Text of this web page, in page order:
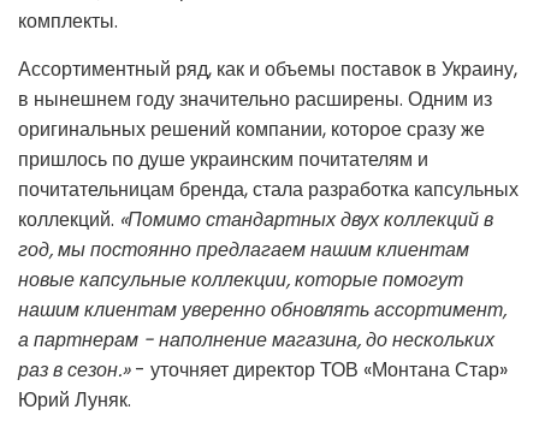
комплекты.
Ассортиментный ряд, как и объемы поставок в Украину,
в нынешнем году значительно расширены. Одним из
оригинальных решений компании, которое сразу же
пришлось по душе украинским почитателям и
почитательницам бренда, стала разработка капсульных
коллекций. «Помимо стандартных двух коллекций в
год, мы постоянно предлагаем нашим клиентам
новые капсульные коллекции, которые помогут
нашим клиентам уверенно обновлять ассортимент,
а партнерам - наполнение магазина, до нескольких
раз в сезон.»- уточняет директор ТОВ «Монтана Стар»
Юрий Луняк.